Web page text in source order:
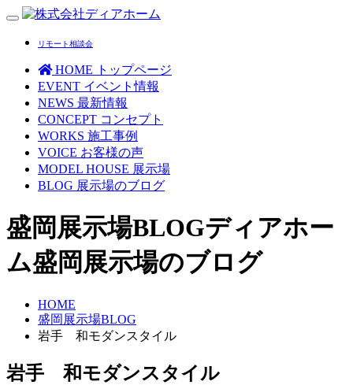
Toggle
リモート相談会
HOME
トップページ
EVENT イベント情報
NEWS 最新情報
CONCEPT コンセプト
WORKS 施工事例
VOICE お客様の声
MODEL HOUSE 展示場
BLOG 展示場のブログ
盛岡展示場BLOGディアホー
ム盛岡展示場のブログ
HOME
盛岡展示場BLOG
岩手 和モダンスタイル
岩手 和モダンスタイル